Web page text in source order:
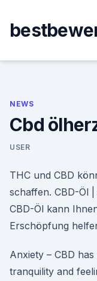
content
NEWS
Cbd
USER
THC und CBD
schaffen. CBD-Öl
CBD-Öl kann
Erschöpfung
Anxiety – CBD
tranquility and